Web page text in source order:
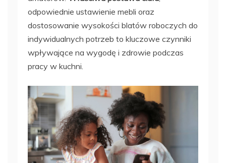
odpowiednie ustawienie mebli oraz
dostosowanie wysokości blatów roboczych do
indywidualnych potrzeb to kluczowe czynniki
wpływające na wygodę i zdrowie podczas
pracy w kuchni.